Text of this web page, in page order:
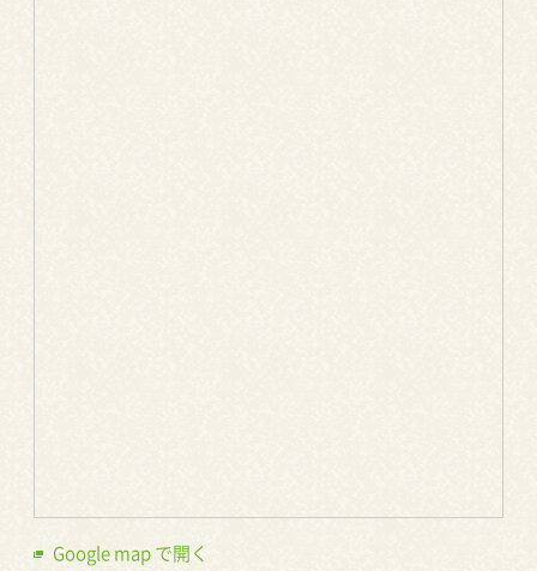
Google map で開く